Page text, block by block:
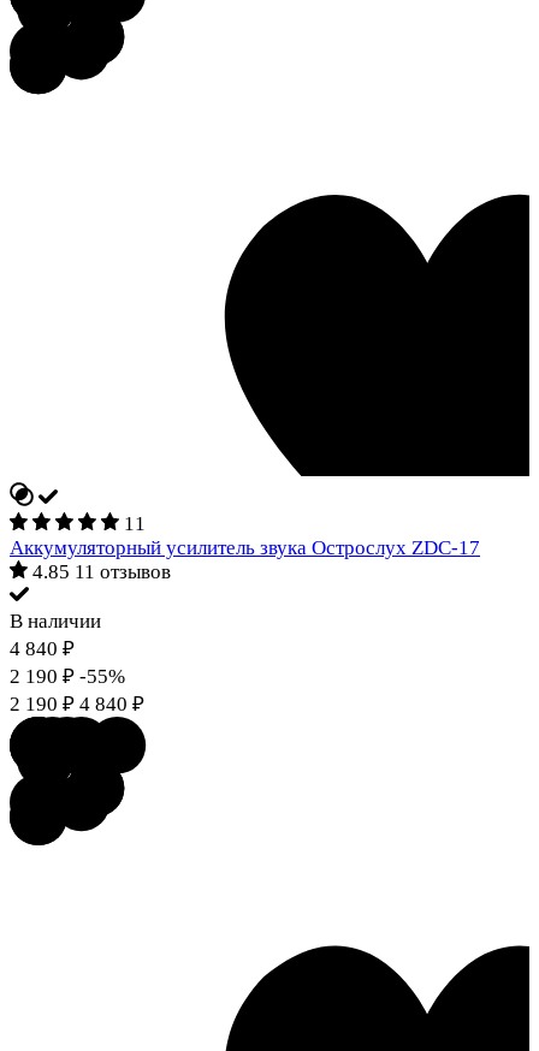
11
Аккумуляторный усилитель звука Острослух ZDC-17
4.85 11 отзывов
В наличии
4 840 ₽
2 190 ₽ -55%
2 190 ₽ 4 840 ₽